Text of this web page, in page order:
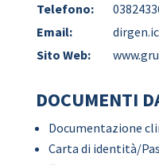
Telefono:
Email:
Sito Web:
DOCUMENTI
Documentazione
Carta di identità/